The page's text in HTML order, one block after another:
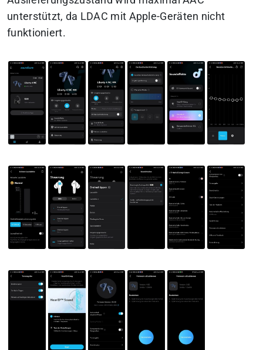
unterstützt, da LDAC mit Apple-Geräten nicht
funktioniert.